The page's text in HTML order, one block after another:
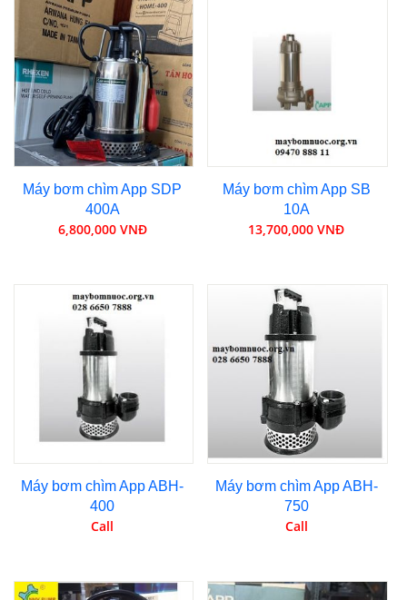
Máy bơm chìm App SDP
400A
6,800,000 VNĐ
Máy bơm chìm App SB
10A
13,700,000 VNĐ
Máy bơm chìm App ABH-
400
Call
Máy bơm chìm App ABH-
750
Call